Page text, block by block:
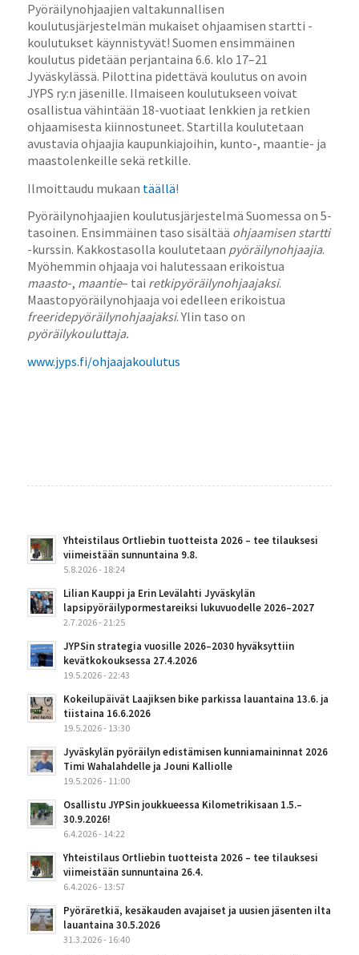
Pyöräilynohjaajien valtakunnallisen
koulutusjärjestelmän mukaiset ohjaamisen startti -
koulutukset käynnistyvät! Suomen ensimmäinen
koulutus pidetään perjantaina 6.6. klo 17–21
Jyväskylässä. Pilottina pidettävä koulutus on avoin
JYPS ry:n jäsenille. Ilmaiseen koulutukseen voivat
osallistua vähintään 18-vuotiaat lenkkien ja retkien
ohjaamisesta kiinnostuneet. Startilla koulutetaan
avustavia ohjaajia kaupunkiajoihin, kunto-, maantie- ja
maastolenkeille sekä retkille.
Ilmoittaudu mukaan täällä!
Pyöräilynohjaajien koulutusjärjestelmä Suomessa on 5-
tasoinen. Ensimmäinen taso sisältää ohjaamisen startti
-kurssin. Kakkostasolla koulutetaan pyöräilynohjaajia.
Myöhemmin ohjaaja voi halutessaan erikoistua
maasto-, maantie– tai retkipyöräilynohjaajaksi.
Maastopyöräilynohjaaja voi edelleen erikoistua
freeridepyöräilynohjaajaksi. Ylin taso on
pyöräilykouluttaja.
www.jyps.fi/ohjaajakoulutus
Yhteistilaus Ortliebin tuotteista 2026 – tee tilauksesi
viimeistään sunnuntaina 9.8.
5.8.2026 - 18:24
Lilian Kauppi ja Erin Levälahti Jyväskylän
lapsipyöräilypormestareiksi lukuvuodelle 2026–2027
2.7.2026 - 21:25
JYPSin strategia vuosille 2026–2030 hyväksyttiin
kevätkokouksessa 27.4.2026
19.5.2026 - 22:43
Kokeilupäivät Laajiksen bike parkissa lauantaina 13.6. ja
tiistaina 16.6.2026
19.5.2026 - 13:30
Jyväskylän pyöräilyn edistämisen kunniamaininnat 2026
Timi Wahalahdelle ja Jouni Kalliolle
19.5.2026 - 11:00
Osallistu JYPSin joukkueessa Kilometrikisaan 1.5.–
30.9.2026!
6.4.2026 - 14:22
Yhteistilaus Ortliebin tuotteista 2026 – tee tilauksesi
viimeistään sunnuntaina 26.4.
6.4.2026 - 13:57
Pyöräretkiä, kesäkauden avajaiset ja uusien jäsenten ilta
lauantaina 30.5.2026
31.3.2026 - 16:40